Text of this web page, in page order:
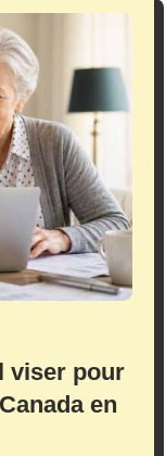
viser pour
en